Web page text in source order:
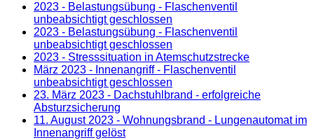
2023 - Belastungsübung - Flaschenventil
unbeabsichtigt geschlossen
2023 - Belastungsübung - Flaschenventil
unbeabsichtigt geschlossen
2023 - Stresssituation in Atemschutzstrecke
März 2023 - Innenangriff - Flaschenventil
unbeabsichtigt geschlossen
23. März 2023 - Dachstuhlbrand - erfolgreiche
Absturzsicherung
11. August 2023 - Wohnungsbrand - Lungenautomat im
Innenangriff gelöst